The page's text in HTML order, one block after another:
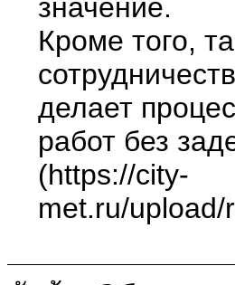
значение.
Кроме того,
делает
работ без
(https://city-
met.ru/